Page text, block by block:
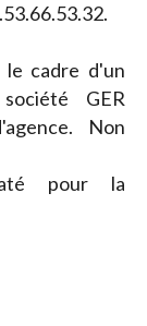
cadre d'un
GER
Non
pour la